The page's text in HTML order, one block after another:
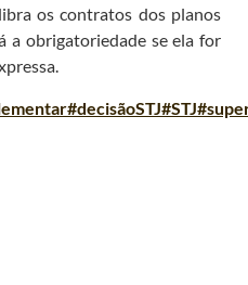
os contratos dos planos
a obrigatoriedade se ela for
#decisãoSTJ#STJ